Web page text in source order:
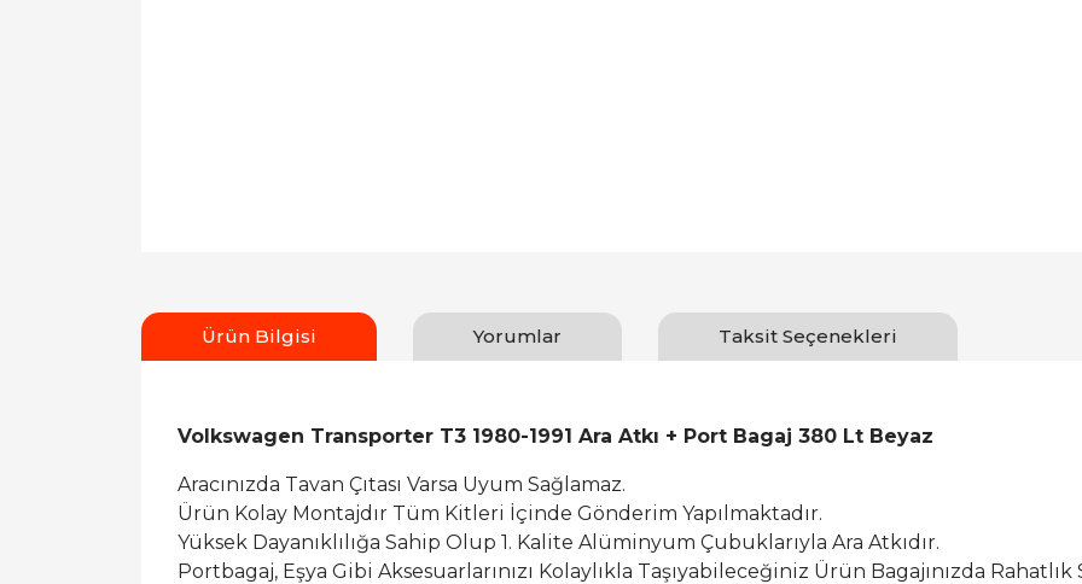
Ürün Bilgisi Yorumlar Taksit Seçenekleri
Volkswagen Transporter T3 1980-1991 Ara Atkı + Port Bagaj 380 Lt Beyaz
Aracınızda Tavan Çıtası Varsa Uyum Sağlamaz.
Ürün Kolay Montajdır Tüm Kitleri İçinde Gönderim Yapılmaktadır.
Yüksek Dayanıklılığa Sahip Olup 1. Kalite Alüminyum Çubuklarıyla Ara Atkıdır.
Portbagaj, Eşya Gibi Aksesuarlarınızı Kolaylıkla Taşıyabileceğiniz Ürün Bagajınızda Rahatlık